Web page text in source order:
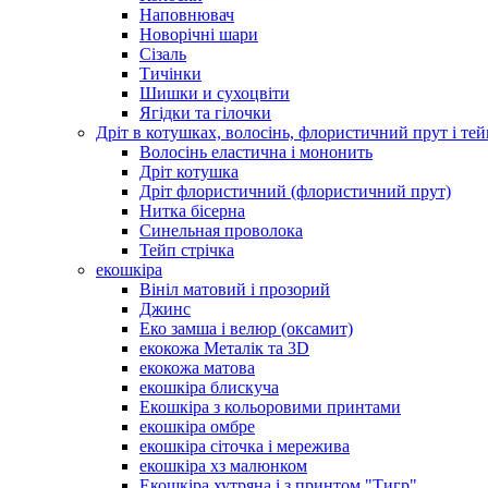
Наповнювач
Новорічні шари
Сізаль
Тичінки
Шишки и сухоцвіти
Ягідки та гілочки
Дріт в котушках, волосінь, флористичний прут і
Волосінь еластична і мононить
Дріт котушка
Дріт флористичний (флористичний прут)
Нитка бісерна
Синельная проволока
Тейп стрічка
екошкіра
Вініл матовий і прозорий
Джинс
Еко замша і велюр (оксамит)
екокожа Металік та 3D
екокожа матова
екошкіра блискуча
Екошкіра з кольоровими принтами
екошкіра омбре
екошкіра сіточка і мережива
екошкіра хз малюнком